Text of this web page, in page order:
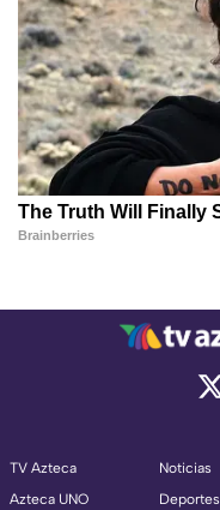
TV Azteca
Azteca UNO
Noticias
Deportes